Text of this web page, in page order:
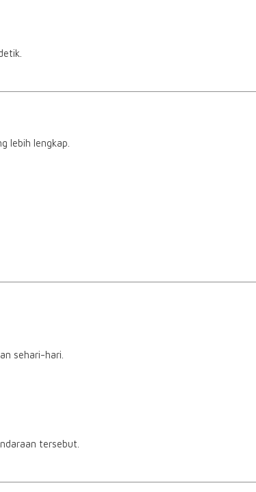
lebih lengkap.
sehari-hari.
tersebut.